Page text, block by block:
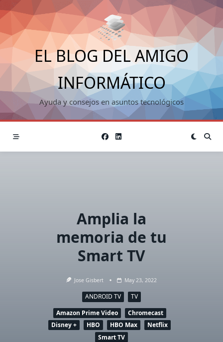
Saltar
al
contenido
EL BLOG DEL AMIGO
INFORMÁTICO
Ayuda y consejos en asuntos tecnológicos
Amplia la
memoria de tu
Smart TV
Jose Gisbert May 23, 2022
ANDROID TV
TV
Amazon Prime Video
Chromecast
Disney +
HBO HBO Max
Netflix
Smart TV